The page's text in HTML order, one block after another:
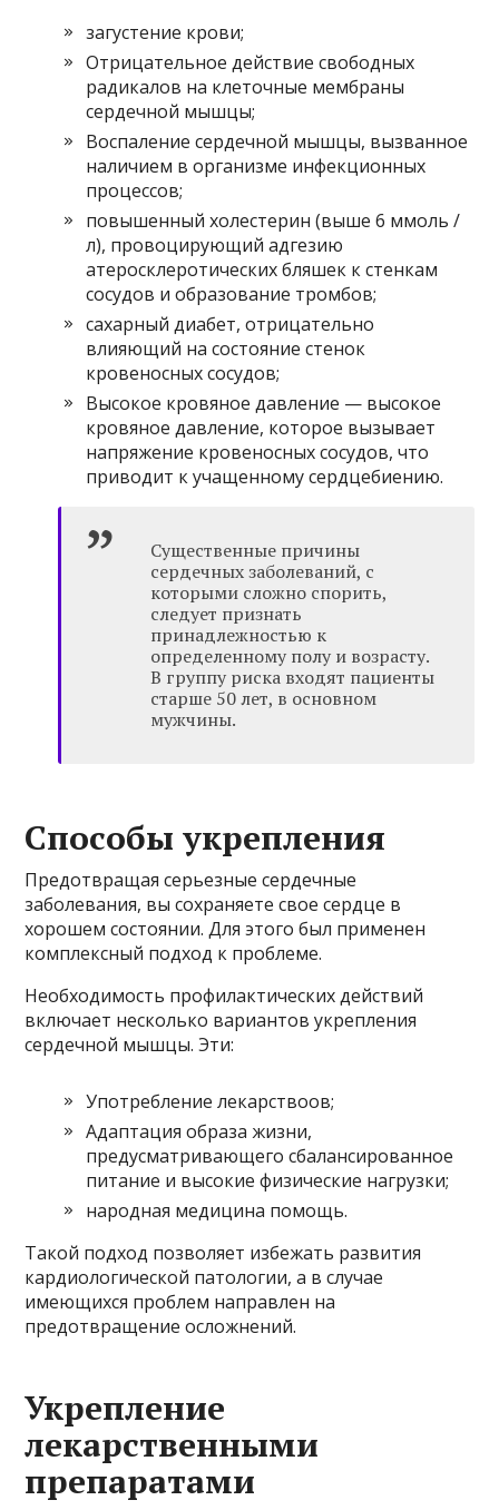
загустение крови;
Отрицательное действие свободных
радикалов на клеточные мембраны
сердечной мышцы;
Воспаление сердечной мышцы, вызванное
наличием в организме инфекционных
процессов;
повышенный холестерин (выше 6 ммоль /
л), провоцирующий адгезию
атеросклеротических бляшек к стенкам
сосудов и образование тромбов;
сахарный диабет, отрицательно
влияющий на состояние стенок
кровеносных сосудов;
Высокое кровяное давление — высокое
кровяное давление, которое вызывает
напряжение кровеносных сосудов, что
приводит к учащенному сердцебиению.
Существенные причины
сердечных заболеваний, с
которыми сложно спорить,
следует признать
принадлежностью к
определенному полу и возрасту.
В группу риска входят пациенты
старше 50 лет, в основном
мужчины.
Способы укрепления
Предотвращая серьезные сердечные
заболевания, вы сохраняете свое сердце в
хорошем состоянии. Для этого был применен
комплексный подход к проблеме.
Необходимость профилактических действий
включает несколько вариантов укрепления
сердечной мышцы. Эти:
Употребление лекарствоов;
Адаптация образа жизни,
предусматривающего сбалансированное
питание и высокие физические нагрузки;
народная медицина помощь.
Такой подход позволяет избежать развития
кардиологической патологии, а в случае
имеющихся проблем направлен на
предотвращение осложнений.
Укрепление
лекарственными
препаратами